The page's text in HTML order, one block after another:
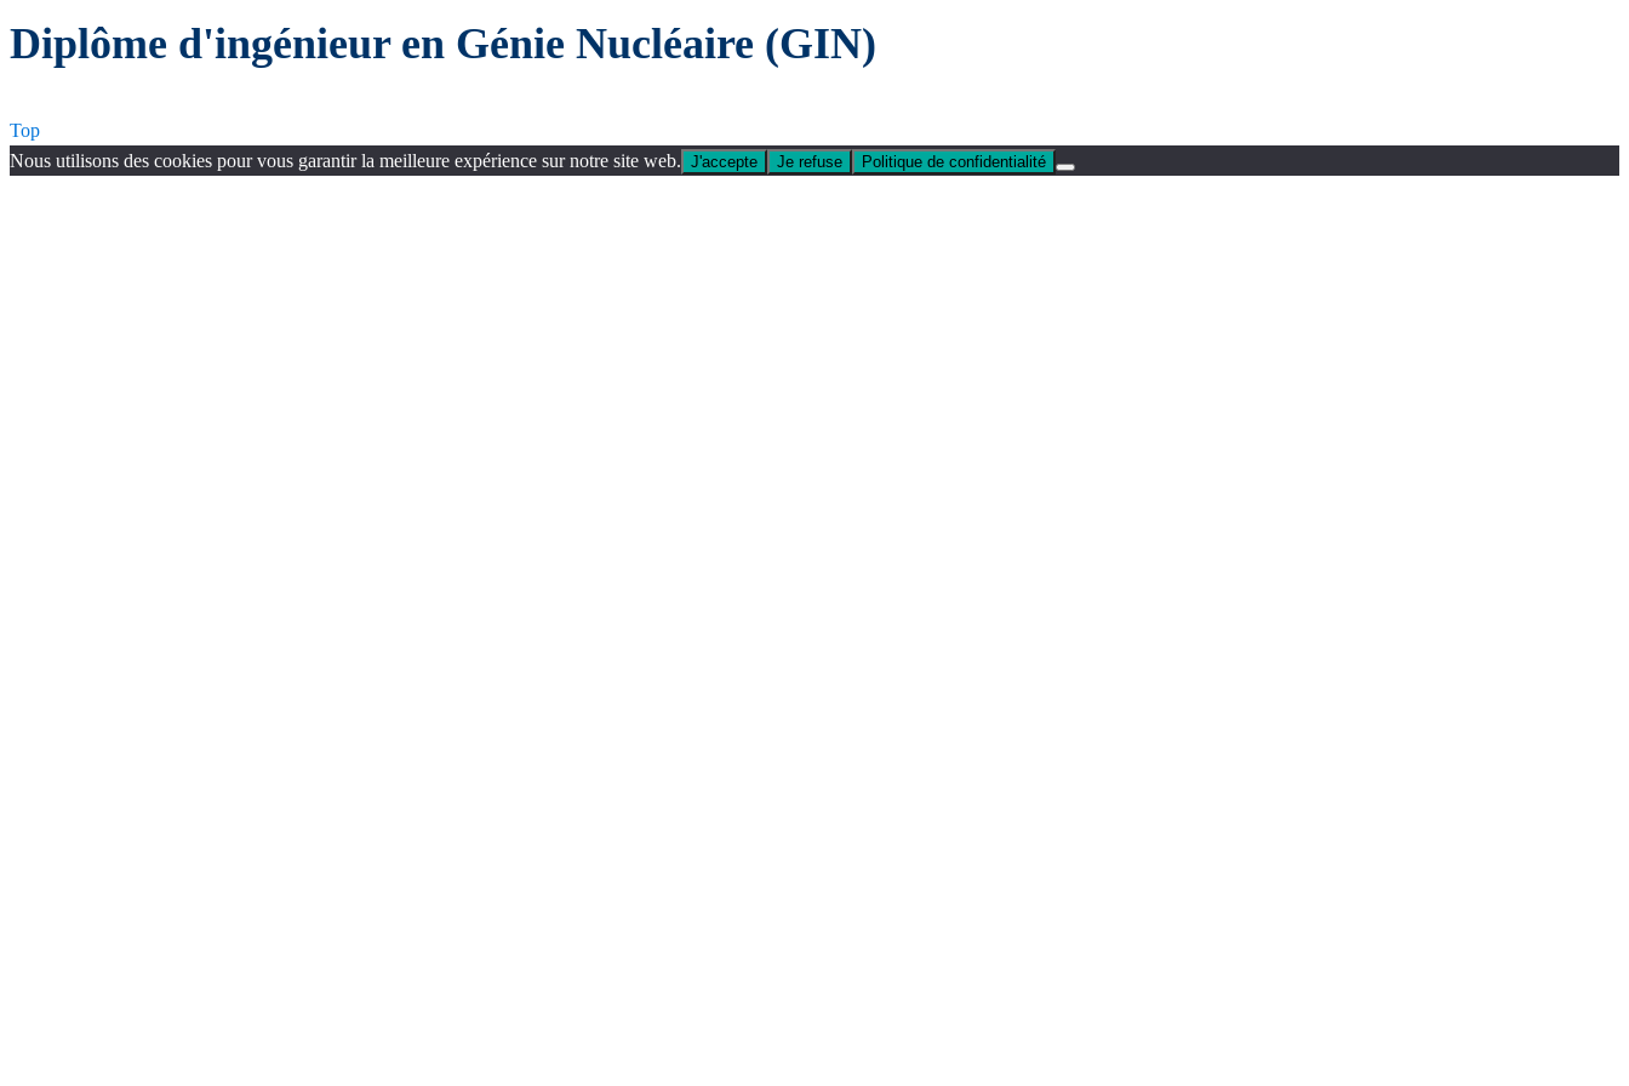
Diplôme d'ingénieur en Génie Nucléaire (GIN)
Top
Nous utilisons des cookies pour vous garantir la meilleure expérience sur notre site web. J'accepte Je refuse Politique de confidentialité